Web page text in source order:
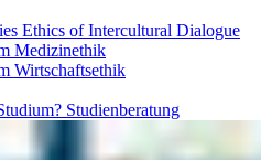
Ethics of Intercultural Dialogue
Medizinethik
Wirtschaftsethik
Studien­beratung